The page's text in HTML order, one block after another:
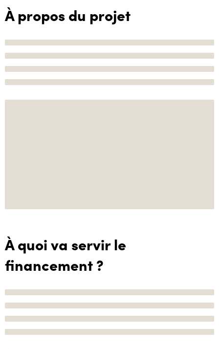
À propos du projet
À quoi va servir le
financement ?